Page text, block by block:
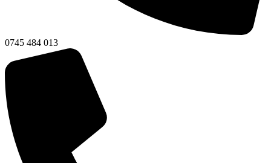
0745 484 013